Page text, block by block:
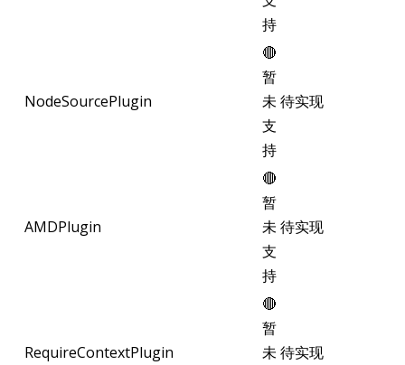
持
NodeSourcePlugin
🔴
暂
未
支
持
待实现
AMDPlugin
🔴
暂
未
支
持
待实现
RequireContextPlugin
🔴
暂
未 待实现